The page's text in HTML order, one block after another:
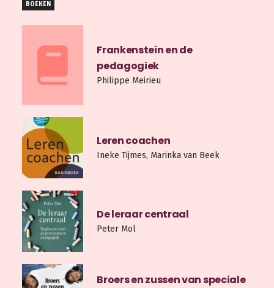
BOEKEN
Frankenstein en de
pedagogiek
Philippe Meirieu
Leren coachen
Ineke Tijmes, Marinka van Beek
De leraar centraal
Peter Mol
Broers en zussen van speciale